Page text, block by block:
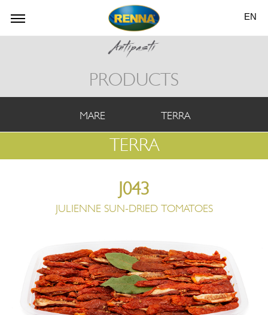
EN
PRODUCTS
MARE TERRA
TERRA
J043
JULIENNE SUN-DRIED TOMATOES